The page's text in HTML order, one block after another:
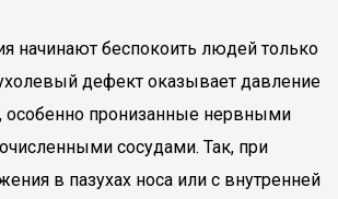
начинают беспокоить людей только
дефект оказывает давление
особенно пронизанные нервными
сосудами. Так, при
в пазухах носа или с внутренней